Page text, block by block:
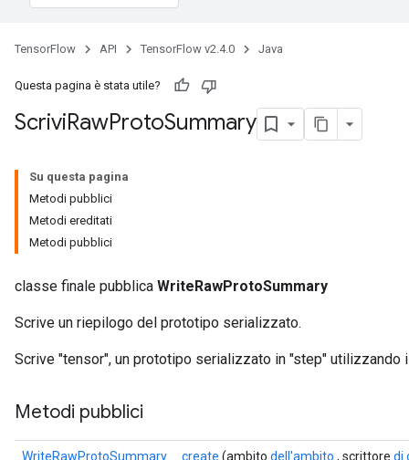
TensorFlow API TensorFlow v2.4.0 Java
Questa pagina è stata utile?
ScriviRawProtoSummary
Su questa pagina
Metodi pubblici
Metodi ereditati
Metodi pubblici
classe finale pubblica WriteRawProtoSummary
Scrive un riepilogo del prototipo serializzato.
Scrive "tensor", un prototipo serializzato in "step" utilizzando
Metodi pubblici
WriteRawProtoSummary
create (ambito dell'ambito , scrittore di